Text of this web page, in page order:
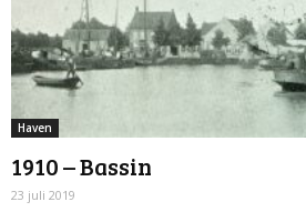
Haven
1910 – Bassin
23 juli 2019